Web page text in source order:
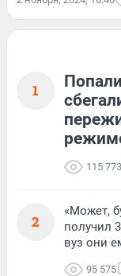
1
115 773
2
«Может,
получил
вуз они
95 575